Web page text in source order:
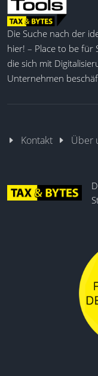
Die Suche nach der
hier! – Place to be für
die sich mit
Unternehmen
Kontakt Über